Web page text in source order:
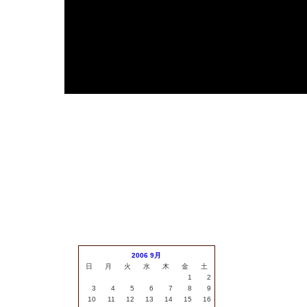
2006 9月
日
月 火 水 木 金
土
1
2
3
4 5 6 7 8
9
10
11 12 13 14 15
16